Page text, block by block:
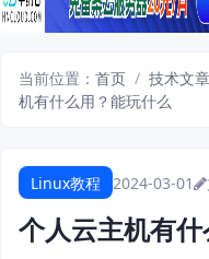
当前位置： 首页 / 技术文章
机有什么用？能玩什么
Linux教程 2024-03-01
个人云主机有